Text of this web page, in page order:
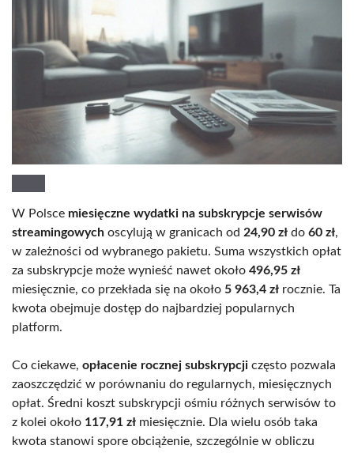
W Polsce miesięczne wydatki na subskrypcje serwisów
streamingowych oscylują w granicach od 24,90 zł do 60 zł,
w zależności od wybranego pakietu. Suma wszystkich opłat
za subskrypcje może wynieść nawet około 496,95 zł
miesięcznie, co przekłada się na około 5 963,4 zł rocznie. Ta
kwota obejmuje dostęp do najbardziej popularnych
platform.
Co ciekawe, opłacenie rocznej subskrypcji często pozwala
zaoszczędzić w porównaniu do regularnych, miesięcznych
opłat. Średni koszt subskrypcji ośmiu różnych serwisów to
z kolei około 117,91 zł miesięcznie. Dla wielu osób taka
kwota stanowi spore obciążenie, szczególnie w obliczu